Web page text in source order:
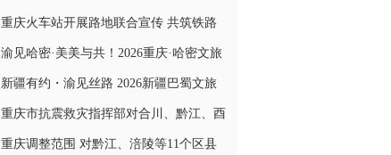
开展
重庆火车站开展路地联合宣传 共筑铁路
安全防线
渝见哈密·美美与共！2026重庆·哈密文旅
推广活动欢快举行
新疆有约・渝见丝路 2026新疆巴蜀文旅
推介会在渝举行
重庆市抗震救灾指挥部对合川、黔江、酉
阳、彭水4区县启动地质灾害四级应急响
重庆调整范围 对黔江、涪陵等11个区县